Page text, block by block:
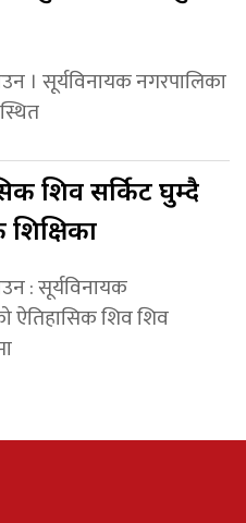
। सूर्यविनायक नगरपालिका
शिव सर्किट घुम्दै
: सूर्यविनायक
ऐतिहासिक शिव शिव